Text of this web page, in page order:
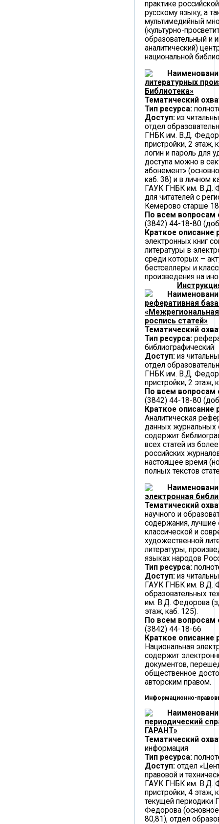
практике
русскому языку, а
мультимедийный
(культурно-
образовательный и
аналитический)
национальной
литературных
Библиотека»
Тематический
Тип ресурса:
Доступ: из
отдел
ГНБК им. В.Д.
пристройки, 2 этаж,
логин и пароль для
доступа можно в
абонемент»
каб. 38) и в личном
ГАУК ГНБК им. В.Д.
для читателей с
Кемерово старше
По всем вопросам
(3842) 44-18-80
Краткое описание
электронных книг
литературы в
среди которых –
бестселлеры и
произведения на
реферативная
роспись статей»
Тематический
Тип ресурса:
библиографический
Доступ: из
отдел
ГНБК им. В.Д.
пристройки, 2 этаж,
По всем вопросам
(3842) 44-18-80
Краткое описание
Аналитическая
данных
содержит
всех статей из
российских
настоящее время
полных текстов
электронная
Тематический
научного и
содержания,
классической и
художественной
литературы,
языках народов
Тип ресурса:
Доступ: из
ГАУК ГНБК им. В.Д.
образовательных
им. В.Д. Федорова
этаж, каб. 125).
По всем вопросам
(3842) 44-18-66
Краткое описание
Национальная
содержит
документов,
общественное
авторским правом.
Информационно-
периодический
ГАРАНТ»
Тематический
информация
Тип ресурса:
Доступ: отдел
правовой и
ГАУК ГНБК им. В.Д.
пристройки, 4 этаж,
текущей
Федорова
80,81), отдел